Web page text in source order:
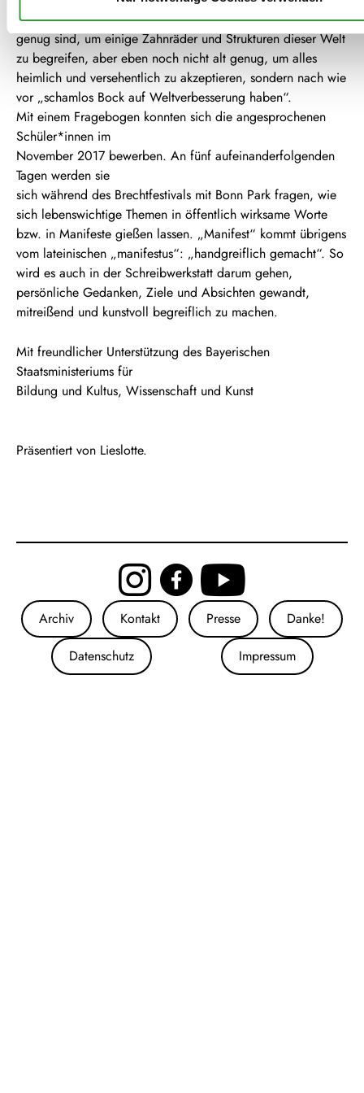
nämlich Menschen, die gerade alt
genug sind, um einige Zahnräder und Strukturen dieser Welt
zu begreifen, aber eben noch nicht alt genug, um alles
heimlich und versehentlich zu akzeptieren, sondern nach wie
vor „schamlos Bock auf Weltverbesserung haben“.
Mit einem Fragebogen konnten sich die angesprochenen
Schüler*innen im
November 2017 bewerben. An fünf aufeinanderfolgenden
Tagen werden sie
sich während des Brechtfestivals mit Bonn Park fragen, wie
sich lebenswichtige Themen in öffentlich wirksame Worte
bzw. in Manifeste gießen lassen. „Manifest“ kommt übrigens
vom lateinischen „manifestus“: „handgreiflich gemacht“. So
wird es auch in der Schreibwerkstatt darum gehen,
persönliche Gedanken, Ziele und Absichten gewandt,
mitreißend und kunstvoll begreiflich zu machen.
Mit freundlicher Unterstützung des Bayerischen
Staatsministeriums für
Bildung und Kultus, Wissenschaft und Kunst
Präsentiert von Lieslotte.
Archiv Kontakt Presse
Danke!
Datenschutz
Impressum